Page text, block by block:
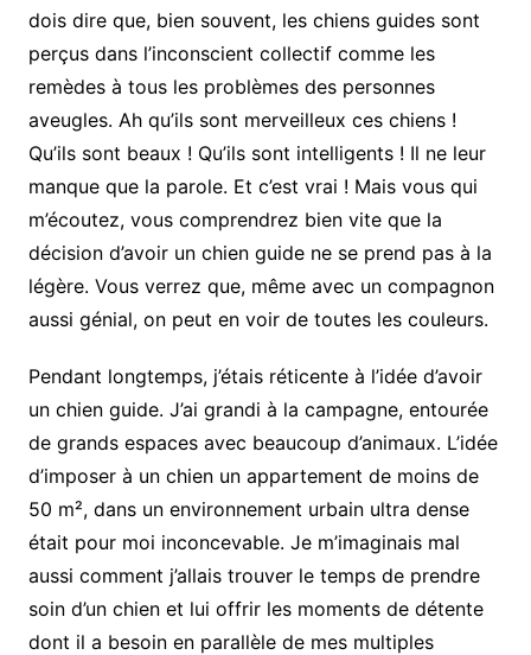
dois dire que, bien souvent, les chiens guides sont
perçus dans l’inconscient collectif comme les
remèdes à tous les problèmes des personnes
aveugles. Ah qu’ils sont merveilleux ces chiens !
Qu’ils sont beaux ! Qu’ils sont intelligents ! Il ne leur
manque que la parole. Et c’est vrai ! Mais vous qui
m’écoutez, vous comprendrez bien vite que la
décision d’avoir un chien guide ne se prend pas à la
légère. Vous verrez que, même avec un compagnon
aussi génial, on peut en voir de toutes les couleurs.
Pendant longtemps, j’étais réticente à l’idée d’avoir
un chien guide. J’ai grandi à la campagne, entourée
de grands espaces avec beaucoup d’animaux. L’idée
d’imposer à un chien un appartement de moins de
50 m², dans un environnement urbain ultra dense
était pour moi inconcevable. Je m’imaginais mal
aussi comment j’allais trouver le temps de prendre
soin d’un chien et lui offrir les moments de détente
dont il a besoin en parallèle de mes multiples